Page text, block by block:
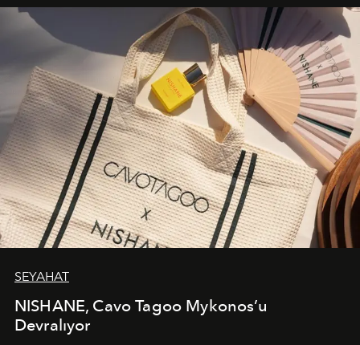
SEYAHAT
NISHANE, Cavo Tagoo Mykonos’u
Devralıyor